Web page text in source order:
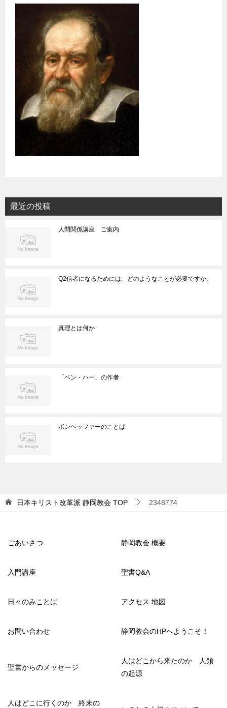
最近の投稿
人間関係講座 ご案内
Q2信者になるためには、どのようなことが必要ですか。
真理とは何か
「ベン・ハー」の作者
ボンヘッファーのことば
日本キリスト改革派 静岡教会 TOP 2348774
ごあいさつ 静岡教会 概要
入門講座 聖書Q&A
日々のみことば アクセス 地図
お問い合わせ 静岡教会のHPへようこそ！
聖書からのメッセージ
人はどこから来たのか 人類
の起源
人はどこに行くのか 終末の